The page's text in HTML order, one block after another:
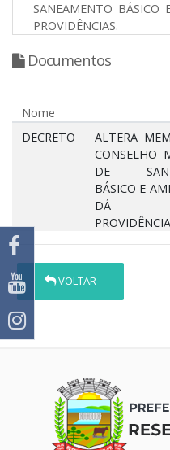
SANEAMENTO BÁSICO
PROVIDÊNCIAS.
Documentos
Nome
DECRETO
ALTERA
CONSELHO
DE
BÁSICO E
DÁ
VOLTAR